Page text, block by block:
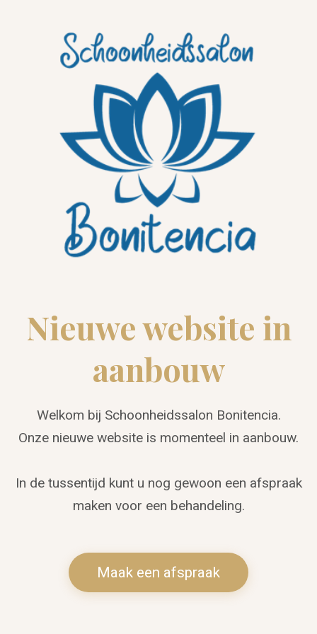
Nieuwe website in
aanbouw
Welkom bij Schoonheidssalon Bonitencia.
Onze nieuwe website is momenteel in aanbouw.
In de tussentijd kunt u nog gewoon een afspraak
maken voor een behandeling.
Maak een afspraak